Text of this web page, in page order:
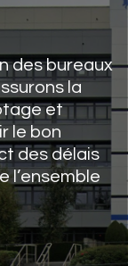
des bureaux
la
et
le bon
des délais
l’ensemble